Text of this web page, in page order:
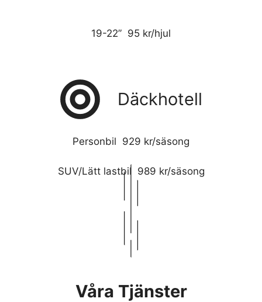
19-22” 95 kr/hjul
Däckhotell
Personbil 929 kr/säsong
SUV/Lätt lastbil 989 kr/säsong
Våra Tjänster